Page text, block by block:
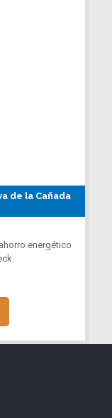
de la Cañada
energético